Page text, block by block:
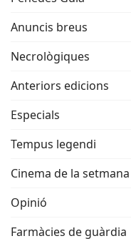
Anuncis breus
Necrològiques
Anteriors edicions
Especials
Tempus legendi
Cinema de la setmana
Opinió
Farmàcies de guàrdia